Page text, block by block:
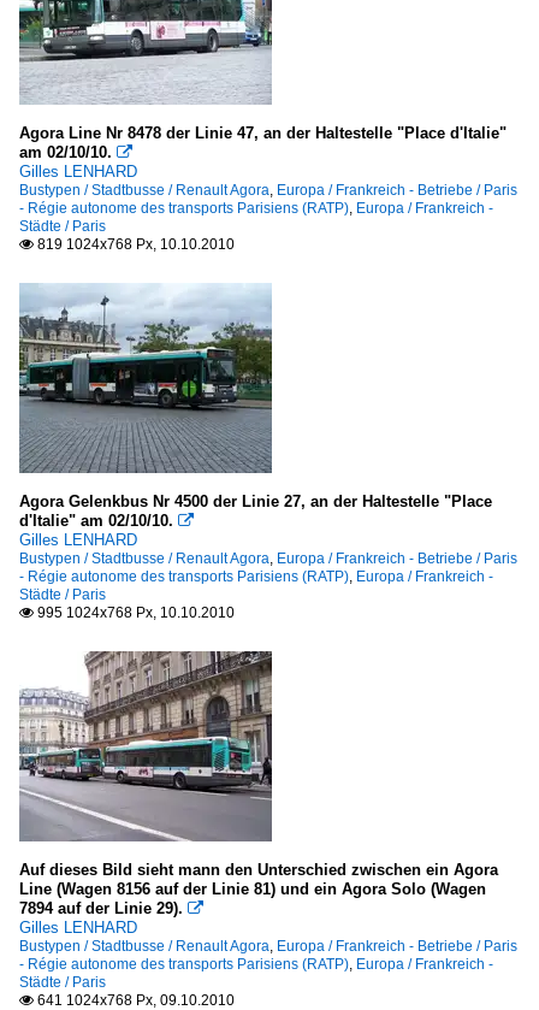
Agora Line Nr 8478 der Linie 47, an der Haltestelle "Place d'Italie"
am 02/10/10. 
Gilles LENHARD
Bustypen / Stadtbusse / Renault Agora, Europa / Frankreich - Betriebe / Paris
- Régie autonome des transports Parisiens (RATP), Europa / Frankreich -
Städte / Paris
 819 1024x768 Px, 10.10.2010
Agora Gelenkbus Nr 4500 der Linie 27, an der Haltestelle "Place
d'Italie" am 02/10/10. 
Gilles LENHARD
Bustypen / Stadtbusse / Renault Agora, Europa / Frankreich - Betriebe / Paris
- Régie autonome des transports Parisiens (RATP), Europa / Frankreich -
Städte / Paris
 995 1024x768 Px, 10.10.2010
Auf dieses Bild sieht mann den Unterschied zwischen ein Agora
Line (Wagen 8156 auf der Linie 81) und ein Agora Solo (Wagen
7894 auf der Linie 29). 
Gilles LENHARD
Bustypen / Stadtbusse / Renault Agora, Europa / Frankreich - Betriebe / Paris
- Régie autonome des transports Parisiens (RATP), Europa / Frankreich -
Städte / Paris
 641 1024x768 Px, 09.10.2010